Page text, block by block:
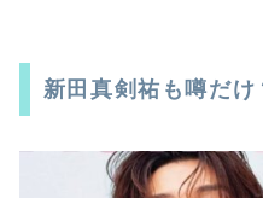
新田真剣祐も噂だけ